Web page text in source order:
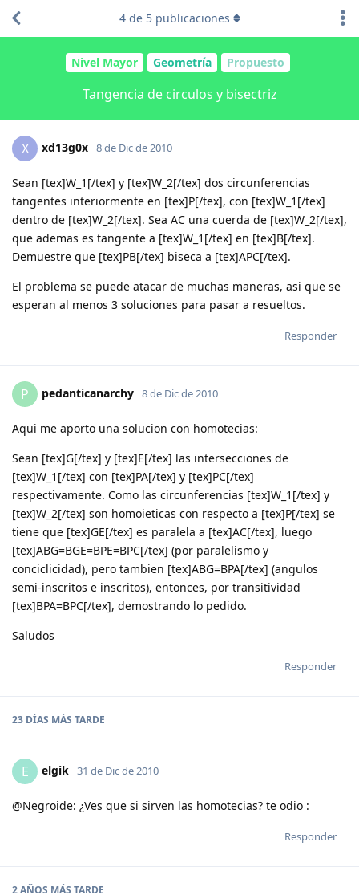
Nivel Mayor Geometría Propuesto
Tangencia de circulos y bisectriz
4de 5publicaciones
X xd13g0x 8 de Dic de 2010
Sean [tex]W_1[/tex] y [tex]W_2[/tex] dos circunferencias
tangentes interiormente en [tex]P[/tex], con [tex]W_1[/tex]
dentro de [tex]W_2[/tex]. Sea AC una cuerda de [tex]W_2[/tex],
que ademas es tangente a [tex]W_1[/tex] en [tex]B[/tex].
Demuestre que [tex]PB[/tex] biseca a [tex]APC[/tex].
El problema se puede atacar de muchas maneras, asi que se
esperan al menos 3 soluciones para pasar a resueltos.
Responder
P pedanticanarchy 8 de Dic de 2010
Aqui me aporto una solucion con homotecias:
Sean [tex]G[/tex] y [tex]E[/tex] las intersecciones de
[tex]W_1[/tex] con [tex]PA[/tex] y [tex]PC[/tex]
respectivamente. Como las circunferencias [tex]W_1[/tex] y
[tex]W_2[/tex] son homoieticas con respecto a [tex]P[/tex] se
tiene que [tex]GE[/tex] es paralela a [tex]AC[/tex], luego
[tex]ABG=BGE=BPE=BPC[/tex] (por paralelismo y
conciclicidad), pero tambien [tex]ABG=BPA[/tex] (angulos
semi-inscritos e inscritos), entonces, por transitividad
[tex]BPA=BPC[/tex], demostrando lo pedido.
Saludos
Responder
23 DÍAS MÁS TARDE
E elgik 31 de Dic de 2010
@Negroide: ¿Ves que si sirven las homotecias? te odio :
Responder
2 AÑOS MÁS TARDE